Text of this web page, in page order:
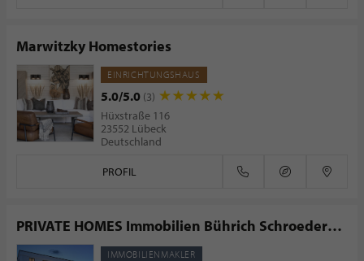
Marwitzky Homestories
EINRICHTUNGSHAUS
5.0/5.0 (3)
Hüxstraße 116
23552 Lübeck
Deutschland
PROFIL
PRIVATE HOMES Immobilien Bührich Schroeder
GmbH & Co. KGIMMOBILIENMAKLER